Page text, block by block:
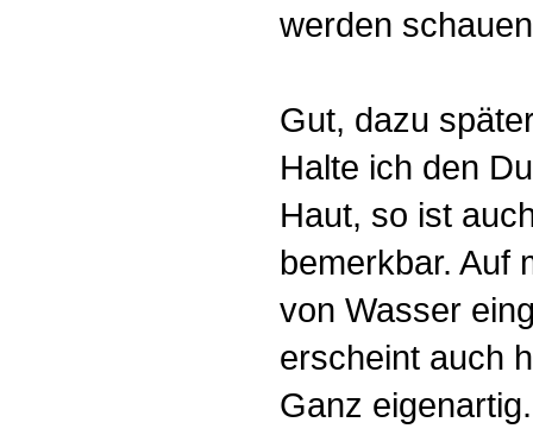
werden
Gut, dazu
Halte ich den
Haut, so ist
bemerkbar. Auf
von Wasser
erscheint auch
Ganz